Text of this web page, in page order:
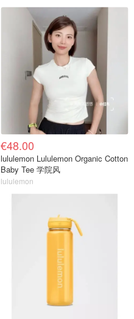
€48.00
lululemon Lululemon Organic Cotton
Baby Tee 学院风
lululemon